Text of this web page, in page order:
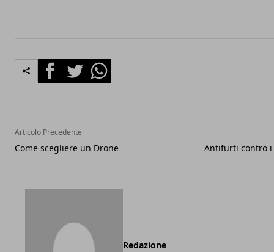
FacebookTwitterWhatsapp
Articolo Precedente
Come scegliere un Drone Antifurti contro
Redazione